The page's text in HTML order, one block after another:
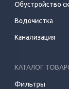
Обустройство
Водочистка
Канализация
КАТАЛОГ
Фильтры